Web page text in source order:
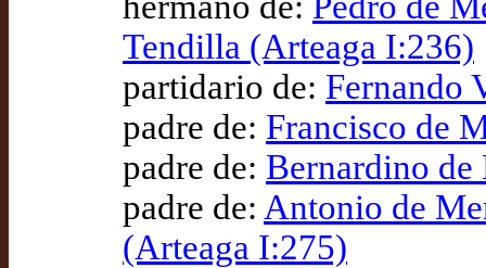
Tendilla (Arteaga I:236)
partidario de: Fernando
padre de: Francisco de
padre de: Bernardino de
padre de: Antonio de
(Arteaga I:275)